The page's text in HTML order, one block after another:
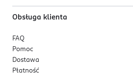
Obsługa klienta
FAQ
Pomoc
Dostawa
Płatność